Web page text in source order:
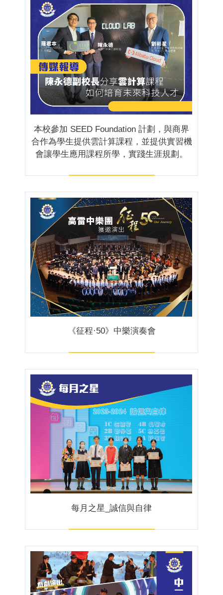
本校參加 SEED Foundation 計劃，與商界
合作為學生提供雲計算課程，並提供實習機
會讓學生應用課程所學，實踐生涯規劃。
《征程·50》中樂演奏會
每月之星_誠信與自律